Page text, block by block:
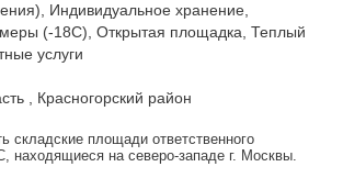
Индивидуальное хранение,
(-18С), Открытая площадка, Теплый
услуги
, Красногорский район
складские площади ответственного
находящиеся на северо-западе г. Москвы.